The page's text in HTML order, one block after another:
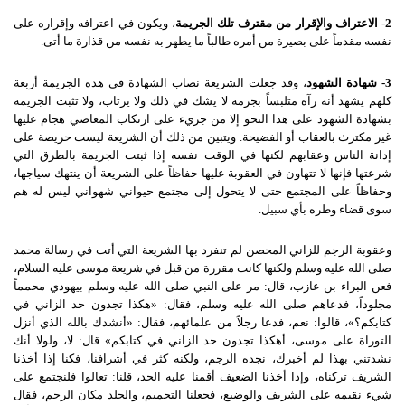
2- الاعتراف والإقرار من مقترف تلك الجريمة
، ويكون في اعترافه وإقراره على
نفسه مقدماً على بصيرة من أمره طالباً ما يطهر به نفسه من قذارة ما أتى.
3- شهادة الشهود
، وقد جعلت الشريعة نصاب الشهادة في هذه الجريمة أربعة
كلهم يشهد أنه رآه متلبساً بجرمه لا يشك في ذلك ولا يرتاب، ولا تثبت الجريمة
بشهادة الشهود على هذا النحو إلا من جريء على ارتكاب المعاصي هجام عليها
غير مكترث بالعقاب أو الفضيحة. ويتبين من ذلك أن الشريعة ليست حريصة على
إدانة الناس وعقابهم لكنها في الوقت نفسه إذا ثبتت الجريمة بالطرق التي
شرعتها فإنها لا تتهاون في العقوبة عليها حفاظاً على الشريعة أن ينتهك سياجها،
وحفاظاً على المجتمع حتى لا يتحول إلى مجتمع حيواني شهواني ليس له هم
سوى قضاء وطره بأي سبيل.
وعقوبة الرجم للزاني المحصن لم تنفرد بها الشريعة التي أتت في رسالة محمد
صلى الله عليه وسلم ولكنها كانت مقررة من قبل في شريعة موسى عليه السلام،
فعن البراء بن عازب، قال: مر على النبي صلى الله عليه وسلم بيهودي محمماً
مجلوداً، فدعاهم صلى الله عليه وسلم، فقال: «هكذا تجدون حد الزاني في
كتابكم؟»، قالوا: نعم، فدعا رجلاً من علمائهم، فقال: «أنشدك بالله الذي أنزل
التوراة على موسى، أهكذا تجدون حد الزاني في كتابكم» قال: لا، ولولا أنك
نشدتني بهذا لم أخبرك، نجده الرجم، ولكنه كثر في أشرافنا، فكنا إذا أخذنا
الشريف تركناه، وإذا أخذنا الضعيف أقمنا عليه الحد، قلنا: تعالوا فلنجتمع على
شيء نقيمه على الشريف والوضيع، فجعلنا التحميم، والجلد مكان الرجم، فقال